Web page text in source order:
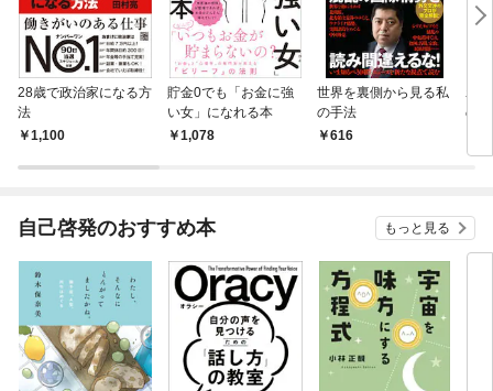
28歳で政治家になる方
法
1,100
貯金0でも「お金に強
い女」になれる本
1,078
世界を裏側から見る私
の手法
616
の？
自己啓発のおすすめ本 もっと見る